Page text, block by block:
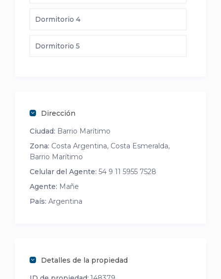
Dormitorio 4
Dormitorio 5
Dirección
Ciudad: Barrio Marítimo
Zona: Costa Argentina, Costa Esmeralda,
Barrio Marítimo
Celular del Agente: 54 9 11 5955 7528
Agente: Mañe
País: Argentina
Detalles de la propiedad